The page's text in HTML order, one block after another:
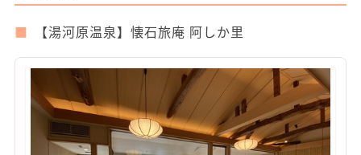
【湯河原温泉】懐石旅庵 阿しか里